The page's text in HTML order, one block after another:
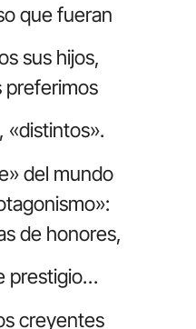
que fueran
sus hijos,
preferimos
«distintos».
del mundo
de honores,
prestigio…
creyentes